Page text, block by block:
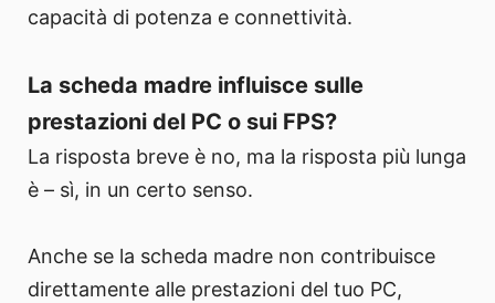
capacità di potenza e connettività.
La scheda madre influisce sulle
prestazioni del PC o sui FPS?
La risposta breve è no, ma la risposta più lunga
è – sì, in un certo senso.
Anche se la scheda madre non contribuisce
direttamente alle prestazioni del tuo PC,